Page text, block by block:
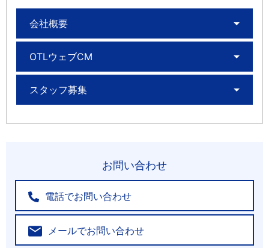
会社概要
OTLウェブCM
スタッフ募集
お問い合わせ
電話でお問い合わせ
メールでお問い合わせ